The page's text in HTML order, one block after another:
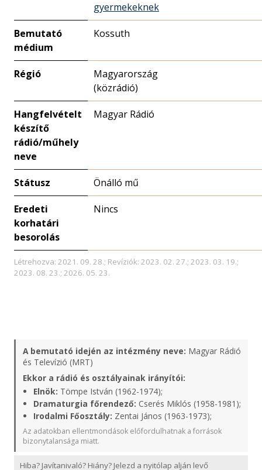
gyermekeknek
Bemutató
médium
Kossuth
Régió
Magyarország
(közrádió)
Hangfelvételt
készítő
rádió/műhely
neve
Magyar Rádió
Státusz Önálló mű
Eredeti
korhatári
besorolás
Nincs
Létrehozva: 2021. 09. 28.; Revíziók: 2023. 02. 27.; 2023. 03. 19.;
2023. 08. 23.; 2026. 05. 23.
A bemutató idején az intézmény neve: Magyar Rádió
és Televízió (MRT)
Ekkor a rádió és osztályainak irányítói:
Elnök: Tömpe István (1962-1974);
Dramaturgia főrendező: Cserés Miklós (1958-1981);
Irodalmi Főosztály: Zentai János (1963-1973);
Az adatokban ellentmondások előfordulhatnak a források
bizonytalansága miatt.
Hiba? Javítanivaló? Hiány? Jelezd a nyitólap alján levő